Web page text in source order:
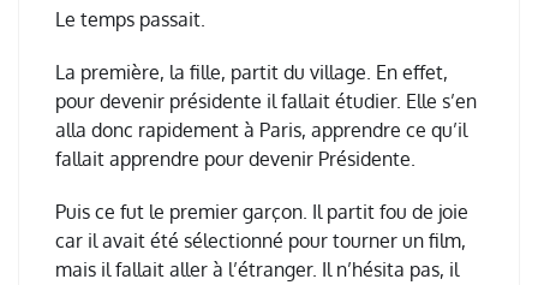
Le temps passait.
La première, la fille, partit du village. En effet,
pour devenir présidente il fallait étudier. Elle s’en
alla donc rapidement à Paris, apprendre ce qu’il
fallait apprendre pour devenir Présidente.
Puis ce fut le premier garçon. Il partit fou de joie
car il avait été sélectionné pour tourner un film,
mais il fallait aller à l’étranger. Il n’hésita pas, il